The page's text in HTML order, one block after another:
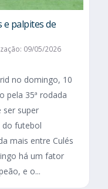
e palpites de
09/05/2026
no domingo, 10
pela 35ª rodada
ser super
do futebol
mais entre Culés
há um fator
e o...